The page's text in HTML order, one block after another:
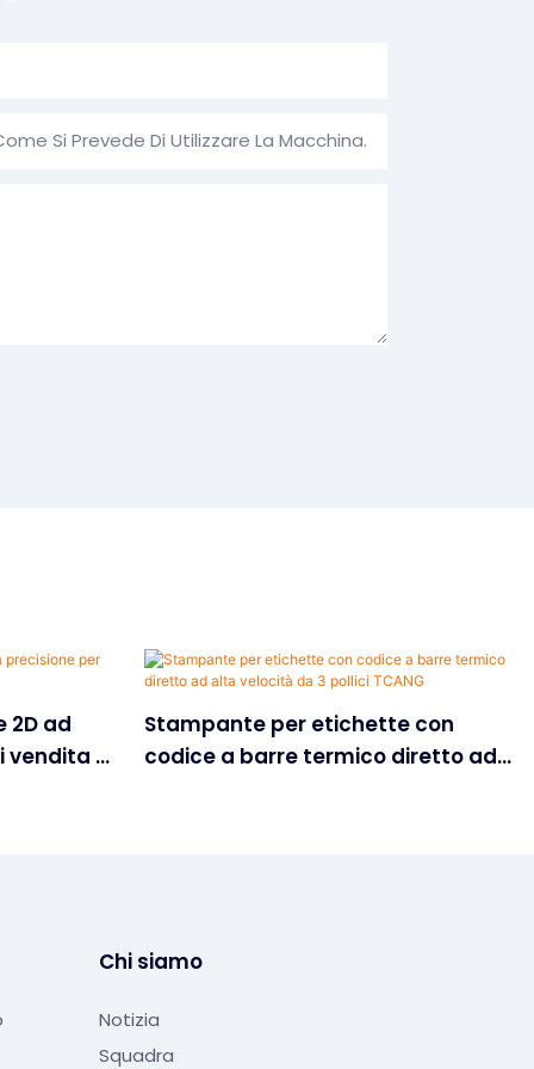
Si Prevede Di Utilizzare La Macchina.
2D ad
vendita al
Stampante per etichette con
codice a barre termico diretto ad
Chi siamo
Notizia
Squadra